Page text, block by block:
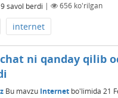
savol berdi | 656ko'rilgan
internet
ni qanday qilib
Bu mavzu Internetbo'limida 21